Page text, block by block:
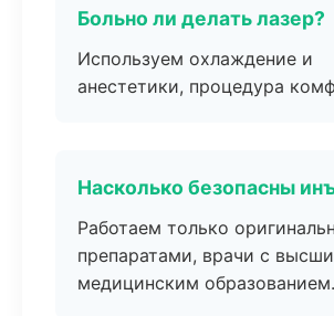
Больно ли делать лазер?
Используем охлаждение и
анестетики, процедура
Насколько безопасны
Работаем только
препаратами, врачи с
медицинским образованием.